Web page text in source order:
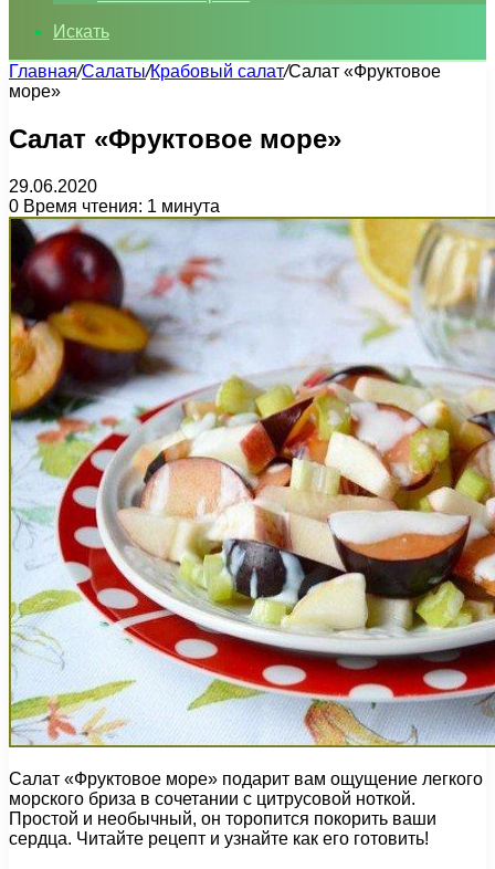
Искать
Главная/Салаты/Крабовый салат/Салат «Фруктовое
море»
Салат «Фруктовое море»
29.06.2020
0 Время чтения: 1 минута
Салат «Фруктовое море» подарит вам ощущение легкого
морского бриза в сочетании с цитрусовой ноткой.
Простой и необычный, он торопится покорить ваши
сердца. Читайте рецепт и узнайте как его готовить!